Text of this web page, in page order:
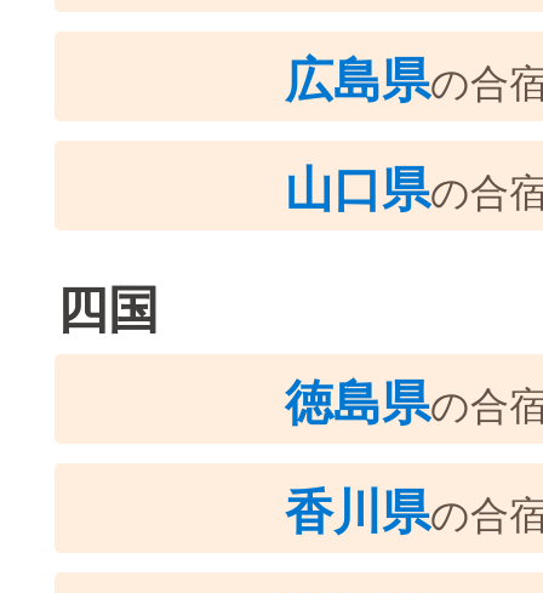
広島県の合
山口県の合
四国
徳島県の合
香川県の合